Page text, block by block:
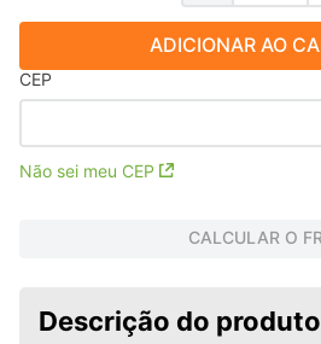
ADICIONAR AO
CEP
Não sei meu CEP
CALCULAR O
Descrição do produto